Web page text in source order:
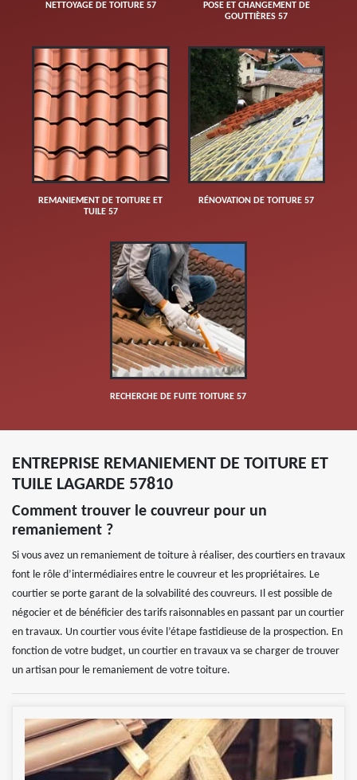
NETTOYAGE DE TOITURE 57
POSE ET CHANGEMENT DE
GOUTTIÈRES 57
REMANIEMENT DE TOITURE ET
TUILE 57
RÉNOVATION DE TOITURE 57
RECHERCHE DE FUITE TOITURE 57
ENTREPRISE REMANIEMENT DE TOITURE ET
TUILE LAGARDE 57810
Comment trouver le couvreur pour un
remaniement ?
Si vous avez un remaniement de toiture à réaliser, des courtiers en travaux
font le rôle d’intermédiaires entre le couvreur et les propriétaires. Le
courtier se porte garant de la solvabilité des couvreurs. Il est possible de
négocier et de bénéficier des tarifs raisonnables en passant par un courtier
en travaux. Un courtier vous évite l’étape fastidieuse de la prospection. En
fonction de votre budget, un courtier en travaux va se charger de trouver
un artisan pour le remaniement de votre toiture.